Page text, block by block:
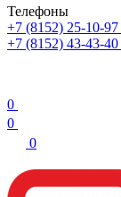
Телефоны
+7 (8152) 25-10-97
+7 (8152) 43-43-40
0
0
0